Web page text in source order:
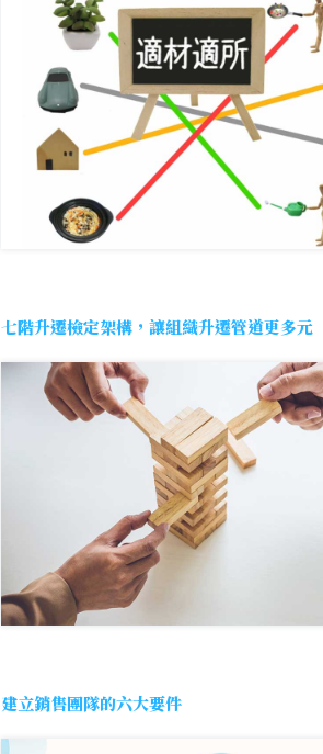
七階升遷檢定架構，讓組織升遷管道更多元
建立銷售團隊的六大要件